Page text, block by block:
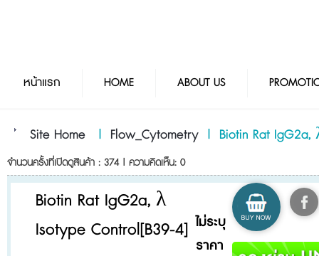
หน้าแรก HOME ABOUT US
Site Home | Flow_Cytometry | Biotin Rat
จำนวนครั้งที่เปิดดูสินค้า : 374 | ความคิดเห็น: 0
Biotin Rat IgG2a, λ
Isotype Control[B39-4] ไม่ระบุ
ราคา